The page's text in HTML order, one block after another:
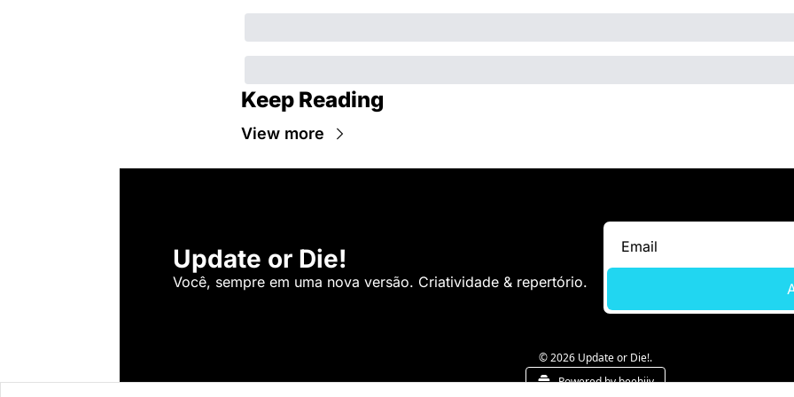
Keep Reading
View more
Update or Die!
Você, sempre em uma nova versão. Criatividade & repertório.
© 2026 Update or Die!.
Powered by beehiiv